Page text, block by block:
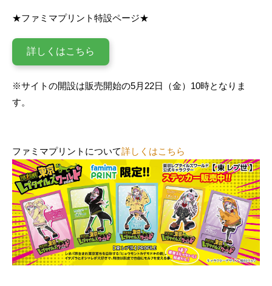
★ファミマプリント特設ページ★
詳しくはこちら
※サイトの開設は販売開始の5月22日（金）10時となりま
す。
ファミマプリントについて詳しくはこちら